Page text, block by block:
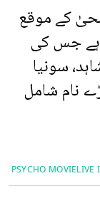
کے موقع
ہے جس کی
سونیا
نام شامل
LIVE
PSYCHO MOVIE